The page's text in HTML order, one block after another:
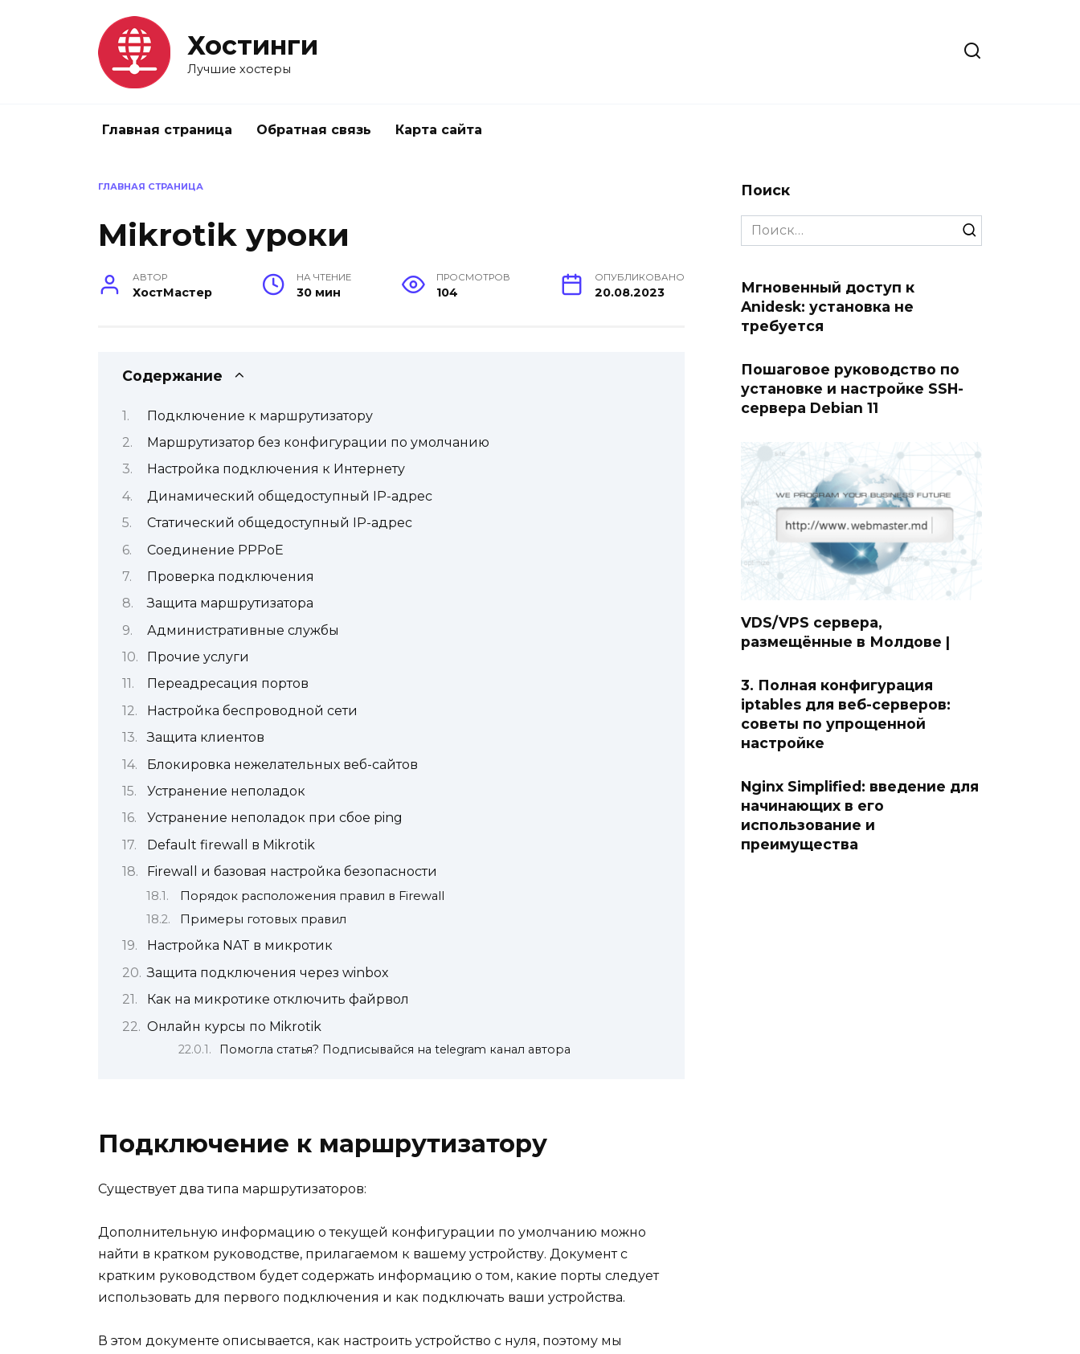
Хостинги
Лучшие хостеры
Главная страница Обратная связь Карта сайта
ГЛАВНАЯ СТРАНИЦА
Mikrotik уроки
АВТОР
ХостМастер
НА ЧТЕНИЕ
30 мин
ПРОСМОТРОВ
104
ОПУБЛИКОВАНО
20.08.2023
Содержание
Подключение к маршрутизатору
Маршрутизатор без конфигурации по умолчанию
Настройка подключения к Интернету
Динамический общедоступный IP-адрес
Статический общедоступный IP-адрес
Соединение PPPoE
Проверка подключения
Защита маршрутизатора
Административные службы
Прочие услуги
Переадресация портов
Настройка беспроводной сети
Защита клиентов
Блокировка нежелательных веб-сайтов
Устранение неполадок
Устранение неполадок при сбое ping
Default firewall в Mikrotik
Firewall и базовая настройка безопасности
Порядок расположения правил в Firewall
Примеры готовых правил
Настройка NAT в микротик
Защита подключения через winbox
Как на микротике отключить файрвол
Онлайн курcы по Mikrotik
Помогла статья? Подписывайся на telegram канал автора
Подключение к маршрутизатору
Существует два типа маршрутизаторов:
Дополнительную информацию о текущей конфигурации по умолчанию можно
найти в кратком руководстве, прилагаемом к вашему устройству. Документ с
кратким руководством будет содержать информацию о том, какие порты следует
использовать для первого подключения и как подключать ваши устройства.
В этом документе описывается, как настроить устройство с нуля, поэтому мы
Поиск
Search
for:
Мгновенный доступ к
Anidesk: установка не
требуется
Пошаговое руководство по
установке и настройке SSH-
сервера Debian 11
VDS/VPS сервера,
размещённые в Молдове |
3. Полная конфигурация
iptables для веб-серверов:
советы по упрощенной
настройке
Nginx Simplified: введение для
начинающих в его
использование и
преимущества